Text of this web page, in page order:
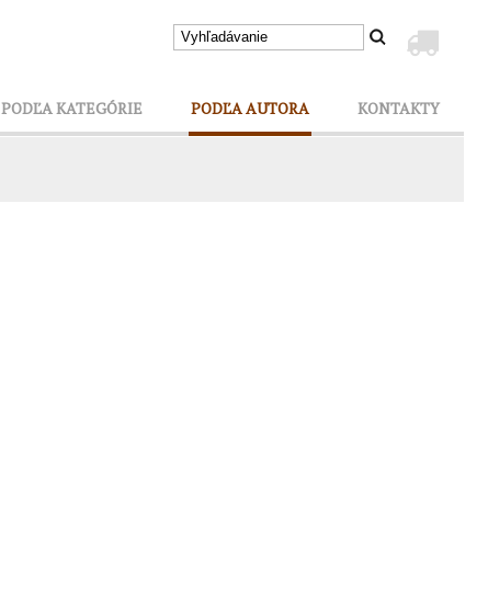
PODĽA KATEGÓRIE PODĽA AUTORA KONTAKTY